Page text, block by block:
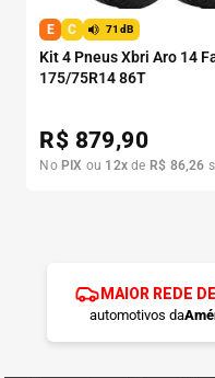
E C 71dB
Kit 4 Pneus Xbri Aro 14
175/75R14 86T
R$ 879,90
No PIX ou 12x de R$ 86,26
MAIOR REDE
automotivos da